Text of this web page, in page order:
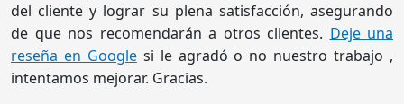
de que nos recomendarán a otros clientes.Deje una
reseña en Googlesi le agradó o no nuestro trabajo ,
intentamos mejorar. Gracias.
Ver todas las reseñas